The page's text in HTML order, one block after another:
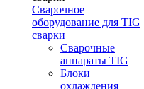
Сварочное
оборудование для TIG
сварки
Сварочные
аппараты TIG
Блоки
охлаждения